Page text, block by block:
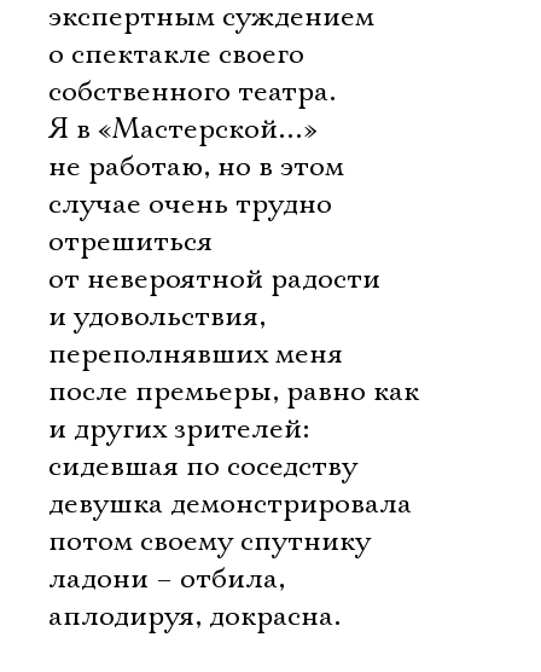
экспертным суждением
о спектакле своего
собственного театра.
Я в «Мастерской…»
не работаю, но в этом
случае очень трудно
отрешиться
от невероятной радости
и удовольствия,
переполнявших меня
после премьеры, равно как
и других зрителей:
сидевшая по соседству
девушка демонстрировала
потом своему спутнику
ладони – отбила,
аплодируя, докрасна.